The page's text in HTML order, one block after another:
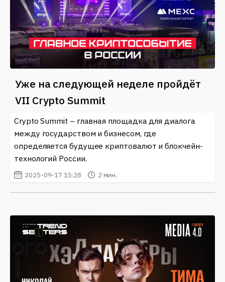
Уже на следующей неделе пройдёт
VII Crypto Summit
Crypto Summit – главная площадка для диалога
между государством и бизнесом, где
определяется будущее криптовалют и блокчейн-
технологий России.
2025-09-17 15:28 2 мин.